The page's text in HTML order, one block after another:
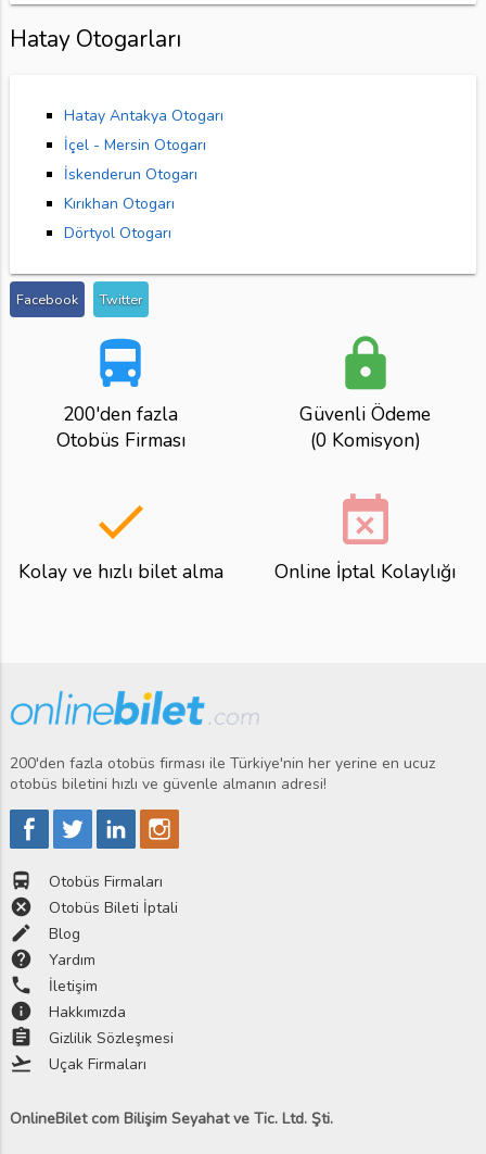
Hatay Otogarları
Hatay Antakya Otogarı
İçel - Mersin Otogarı
İskenderun Otogarı
Kırıkhan Otogarı
Dörtyol Otogarı
Facebook Twitter
directions_bus
200'den fazla
Otobüs Firması
lock
Güvenli Ödeme
(0 Komisyon)
done
Kolay ve hızlı bilet alma
event_busy
Online İptal Kolaylığı
200'den fazla otobüs firması ile Türkiye'nin her yerine en ucuz
otobüs biletini hızlı ve güvenle almanın adresi!
directions_bus Otobüs Firmaları
cancel Otobüs Bileti İptali
edit Blog
help Yardım
phone İletişim
info Hakkımızda
assignment Gizlilik Sözleşmesi
flight_takeoff Uçak Firmaları
OnlineBilet com Bilişim Seyahat ve Tic. Ltd. Şti.